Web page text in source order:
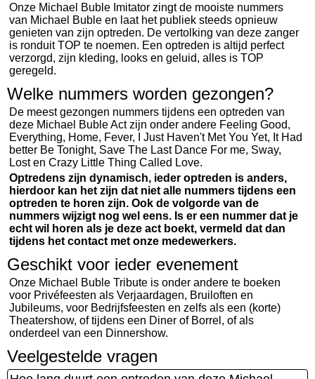
Onze Michael Buble Imitator zingt de mooiste nummers
van Michael Buble en laat het publiek steeds opnieuw
genieten van zijn optreden. De vertolking van deze zanger
is ronduit TOP te noemen. Een optreden is altijd perfect
verzorgd, zijn kleding, looks en geluid, alles is TOP
geregeld.
Welke nummers worden gezongen?
De meest gezongen nummers tijdens een optreden van
deze Michael Buble Act zijn onder andere Feeling Good,
Everything, Home, Fever, I Just Haven't Met You Yet, It Had
better Be Tonight, Save The Last Dance For me, Sway,
Lost en Crazy Little Thing Called Love.
Optredens zijn dynamisch, ieder optreden is anders,
hierdoor kan het zijn dat niet alle nummers tijdens een
optreden te horen zijn. Ook de volgorde van de
nummers wijzigt nog wel eens. Is er een nummer dat je
echt wil horen als je deze act boekt, vermeld dat dan
tijdens het contact met onze medewerkers.
Geschikt voor ieder evenement
Onze Michael Buble Tribute is onder andere te boeken
voor Privéfeesten als Verjaardagen, Bruiloften en
Jubileums, voor Bedrijfsfeesten en zelfs als een (korte)
Theatershow, of tijdens een Diner of Borrel, of als
onderdeel van een Dinnershow.
Veelgestelde vragen